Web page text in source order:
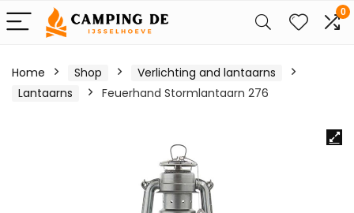
0
Home Shop
Verlichting and lantaarns
Lantaarns
Feuerhand Stormlantaarn 276